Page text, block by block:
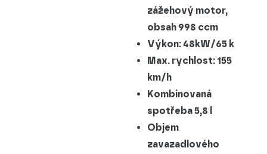
zážehový motor,
obsah 998 ccm
Výkon: 48kW/65 k
Max. rychlost: 155
km/h
Kombinovaná
spotřeba 5,8 l
Objem
zavazadlového